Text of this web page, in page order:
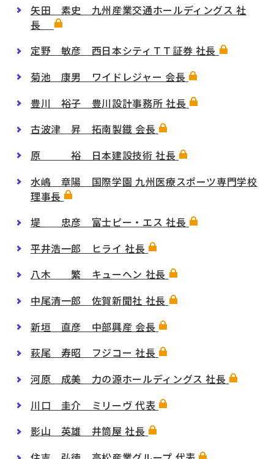
矢田 素史 九州産業交通ホールディングス 社
長
定野 敏彦 西日本シティＴＴ証券 社長
菊池 康男 ワイドレジャー 会長
豊川 裕子 豊川設計事務所 社長
古波津 昇 拓南製鐡 会長
原 裕 日本建設技術 社長
水嶋 章陽 国際学園 九州医療スポーツ専門学校
理事長
堤 忠彦 富士ピー・エス 社長
平井浩一郎 ヒライ 社長
八木 繁 キューヘン 社長
中尾清一郎 佐賀新聞社 社長
新垣 直彦 中部興産 会長
萩尾 寿昭 フジコー 社長
河原 成美 力の源ホールディングス 社長
川口 圭介 ミリーヴ 代表
影山 英雄 井筒屋 社長